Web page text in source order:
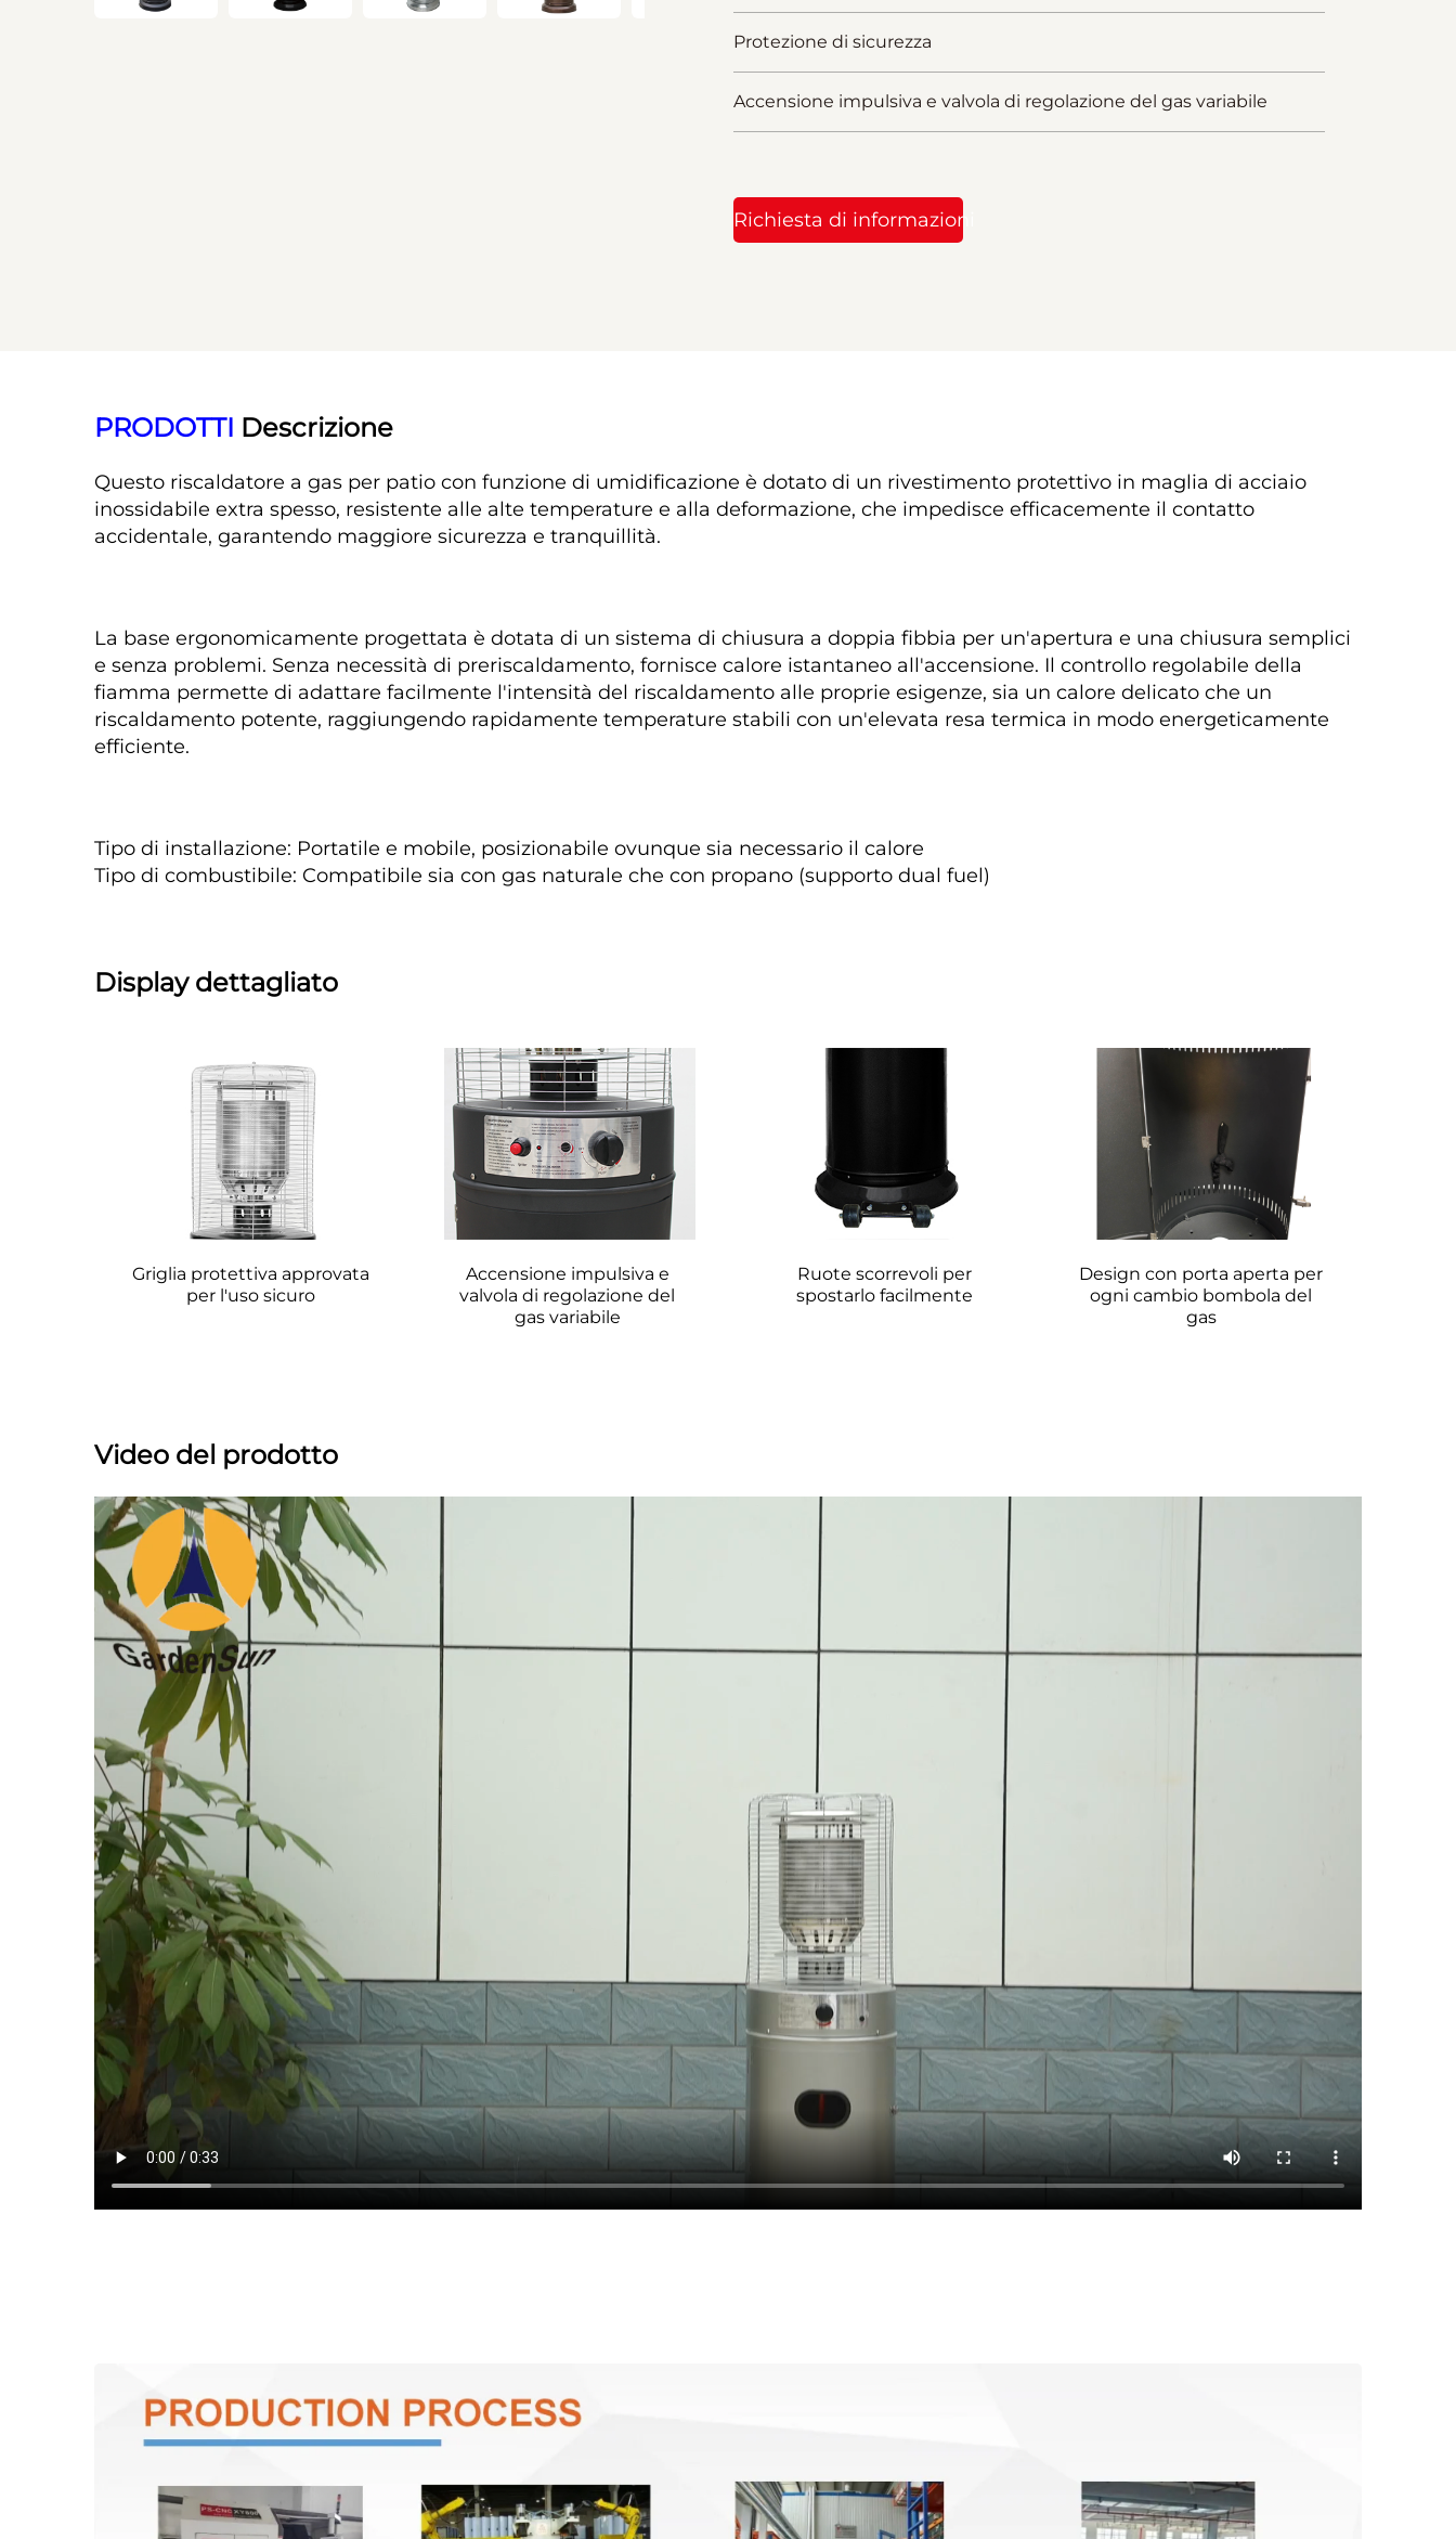
Protezione di sicurezza
Accensione impulsiva e valvola di regolazione del gas variabile
Richiesta di informazioni
PRODOTTI Descrizione
Questo riscaldatore a gas per patio con funzione di umidificazione è dotato di un rivestimento protettivo in maglia di acciaio
inossidabile extra spesso, resistente alle alte temperature e alla deformazione, che impedisce efficacemente il contatto
accidentale, garantendo maggiore sicurezza e tranquillità.
La base ergonomicamente progettata è dotata di un sistema di chiusura a doppia fibbia per un'apertura e una chiusura semplici
e senza problemi. Senza necessità di preriscaldamento, fornisce calore istantaneo all'accensione. Il controllo regolabile della
fiamma permette di adattare facilmente l'intensità del riscaldamento alle proprie esigenze, sia un calore delicato che un
riscaldamento potente, raggiungendo rapidamente temperature stabili con un'elevata resa termica in modo energeticamente
efficiente.
Tipo di installazione: Portatile e mobile, posizionabile ovunque sia necessario il calore
Tipo di combustibile: Compatibile sia con gas naturale che con propano (supporto dual fuel)
Display dettagliato
Griglia protettiva approvata
per l'uso sicuro
Accensione impulsiva e
valvola di regolazione del
gas variabile
Ruote scorrevoli per
spostarlo facilmente
Design con porta aperta per
ogni cambio bombola del
gas
Video del prodotto